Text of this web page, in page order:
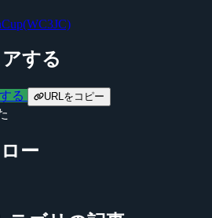
する
る URLをコピー
ー